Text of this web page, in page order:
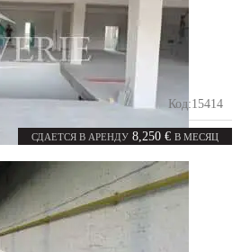
СДАЕТСЯ В АРЕНДУ 8,250 € В МЕСЯЦ
Код:15414
комнат 1650m²